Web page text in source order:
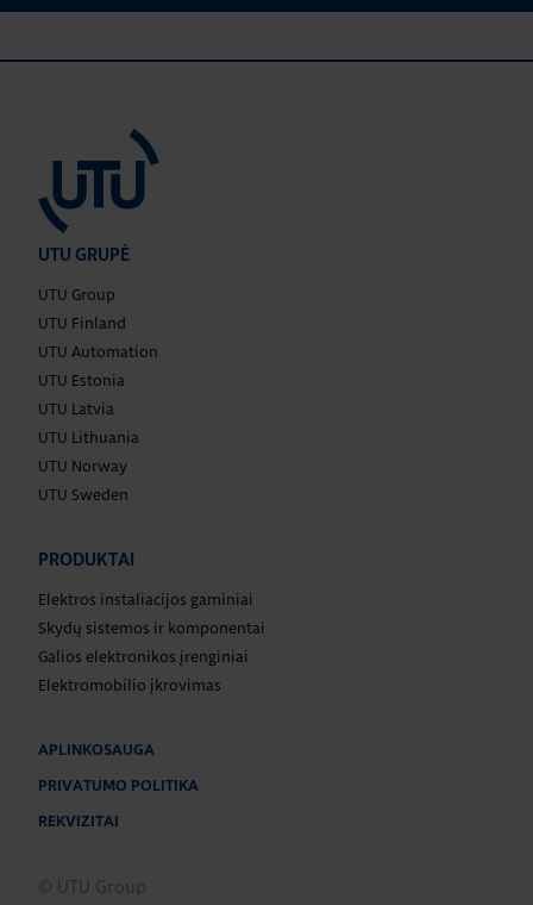
UTU GRUPĖ
UTU Group
UTU Finland
UTU Automation
UTU Estonia
UTU Latvia
UTU Lithuania
UTU Norway
UTU Sweden
PRODUKTAI
Elektros instaliacijos gaminiai
Skydų sistemos ir komponentai
Galios elektronikos įrenginiai
Elektromobilio įkrovimas
APLINKOSAUGA
PRIVATUMO POLITIKA
REKVIZITAI
© UTU Group